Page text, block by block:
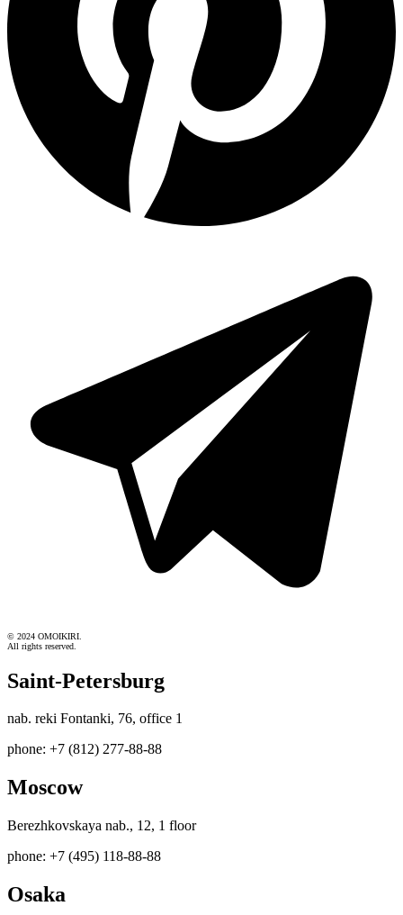
© 2024 OMOIKIRI.
All rights reserved.
Saint-Petersburg
nab. reki Fontanki, 76, office 1
phone: +7 (812) 277-88-88
Moscow
Berezhkovskaya nab., 12, 1 floor
phone: +7 (495) 118-88-88
Osaka